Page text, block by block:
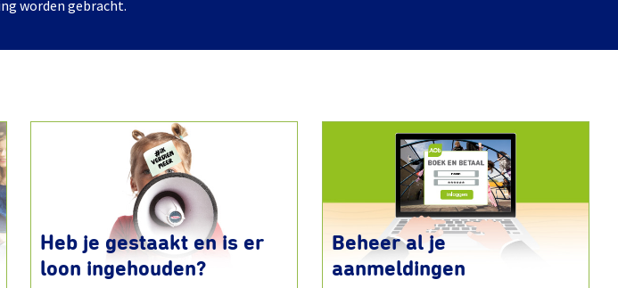
worden gebracht.
Heb je gestaakt en is er
loon ingehouden?
Beheer al je
aanmeldingen